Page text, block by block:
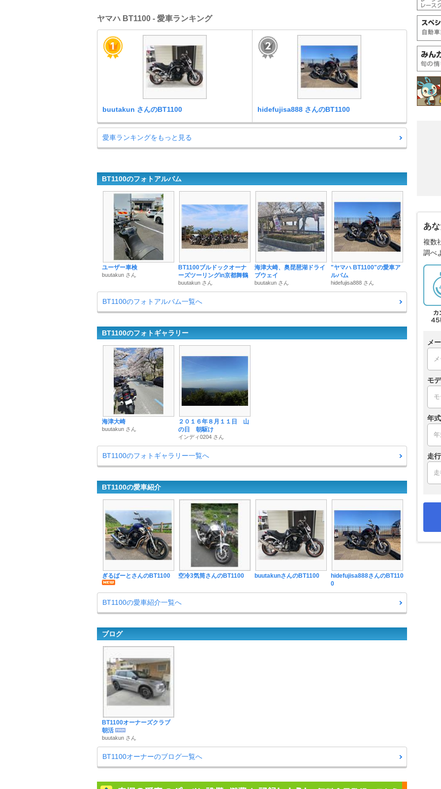
ヤマハ BT1100 - 愛車ランキング
buutakun さんのBT1100 hidefujisa888 さんのBT1100
愛車ランキングをもっと見る
BT1100のフォトアルバム
ユーザー車検
buutakun さん
BT1100ブルドックオーナ
ーズツーリングin京都舞鶴
buutakun さん
海津大崎、奥琵琶湖ドライ
ブウェイ
buutakun さん
"ヤマハ BT1100"の愛車ア
ルバム
hidefujisa888 さん
BT1100のフォトアルバム一覧へ
BT1100のフォトギャラリー
海津大崎
buutakun さん
２０１６年８月１１日 山
の日 朝駆け
インディ0204 さん
BT1100のフォトギャラリー一覧へ
BT1100の愛車紹介
ぎるばーとさんのBT1100 空冷3気筒さんのBT1100 buutakunさんのBT1100
hidefujisa888さんのBT110
0
BT1100の愛車紹介一覧へ
ブログ
BT1100オーナーズクラブ
朝活
buutakun さん
BT1100オーナーのブログ一覧へ
あ
複数
調べ
メ
モ
年式
走